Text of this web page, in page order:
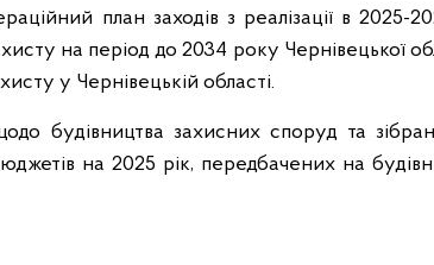
план заходів з реалізації в 2025-
на період до 2034 року Чернівецької
у Чернівецькій області.
будівництва захисних споруд та
на 2025 рік, передбачених на